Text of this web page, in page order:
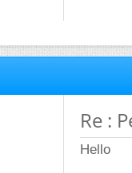
Re :
Hello